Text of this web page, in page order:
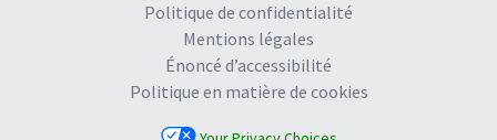
Politique de confidentialité
Mentions légales
Énoncé d’accessibilité
Politique en matière de cookies